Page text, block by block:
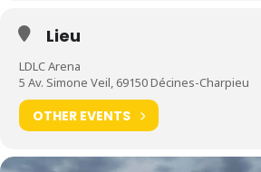
Lieu
LDLC Arena
5 Av. Simone Veil, 69150 Décines-Charpieu
OTHER EVENTS